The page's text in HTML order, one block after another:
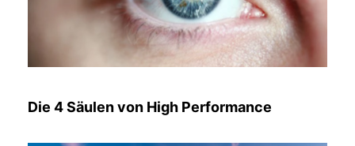
Die 4 Säulen von High Performance